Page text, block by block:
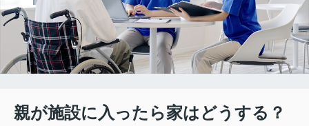
親が施設に入ったら家はどうする？